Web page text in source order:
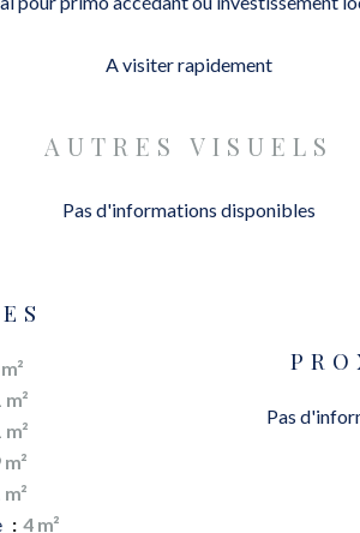
A visiter rapidement
AUTRES VISUELS
Pas d'informations disponibles
m²
m²
m²
4 m²
Pas